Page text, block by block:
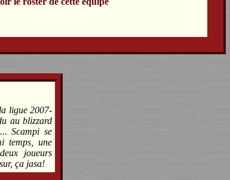
ligue 2007-
au blizzard
Scampi se
temps, une
joueurs
ça jasa!